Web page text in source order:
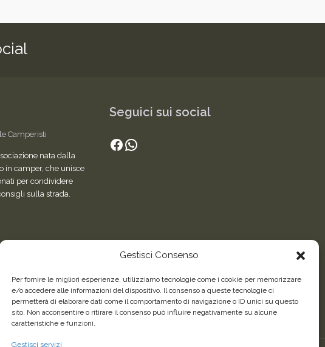
Gestisci Consenso
Per fornire le migliori esperienze, utilizziamo tecnologie come i cookie per memorizzare
e/o accedere alle informazioni del dispositivo. Il consenso a queste tecnologie ci
permetterà di elaborare dati come il comportamento di navigazione o ID unici su questo
sito. Non acconsentire o ritirare il consenso può influire negativamente su alcune
caratteristiche e funzioni.
Gestisci servizi
Camperisti
nata dalla
in camper, che unisce
per condividere
sulla strada.
Seguici sui social
Facebook
WhatsApp